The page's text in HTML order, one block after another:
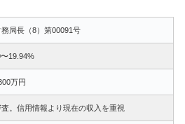
務局長（8）第00091号
19.94%
万円
。信用情報より現在の収入を重視